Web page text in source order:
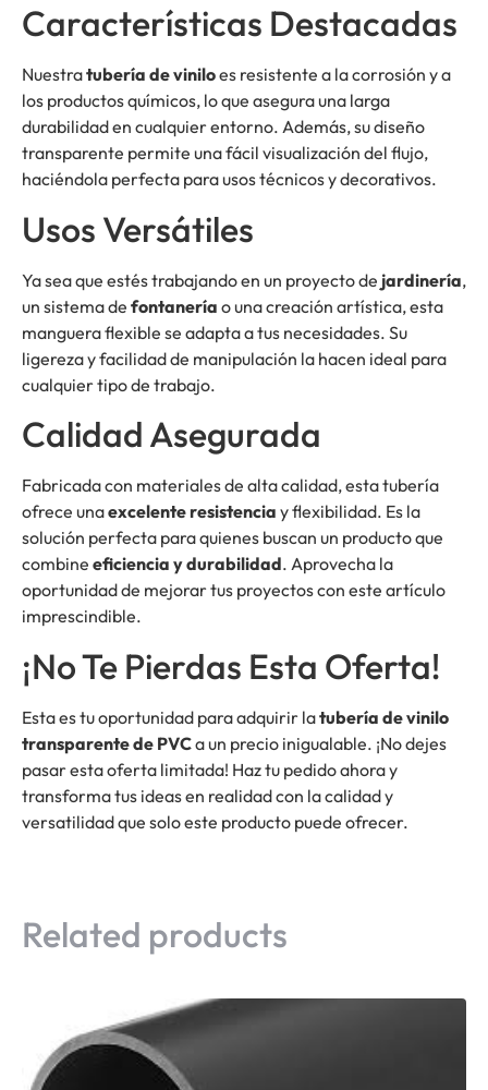
Características Destacadas
Nuestratubería de viniloes resistente a la corrosión y a
los productos químicos, lo que asegura una larga
durabilidad en cualquier entorno. Además, su diseño
transparente permite una fácil visualización del flujo,
haciéndola perfecta para usos técnicos y decorativos.
Usos Versátiles
Ya sea que estés trabajando en un proyecto de jardinería,
un sistema de fontanería o una creación artística, esta
manguera flexible se adapta a tus necesidades. Su
ligereza y facilidad de manipulación la hacen ideal para
cualquier tipo de trabajo.
Calidad Asegurada
Fabricada con materiales de alta calidad, esta tubería
ofrece unaexcelente resistencia y flexibilidad. Es la
solución perfecta para quienes buscan un producto que
combine eficiencia y durabilidad. Aprovecha la
oportunidad de mejorar tus proyectos con este artículo
imprescindible.
¡No Te Pierdas Esta Oferta!
Esta es tu oportunidad para adquirir latubería de vinilo
transparente de PVCa un precio inigualable. ¡No dejes
pasar esta oferta limitada! Haz tu pedido ahora y
transforma tus ideas en realidad con la calidad y
versatilidad que solo este producto puede ofrecer.
Related products